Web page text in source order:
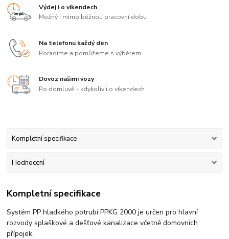
Výdej i o víkendech
Možný i mimo běžnou pracovní dobu
Na telefonu každý den
Poradíme a pomůžeme s výběrem
Dovoz našimi vozy
Po domluvě - kdykoliv i o víkendech
Kompletní specifikace
Hodnocení
Kompletní specifikace
Systém PP hladkého potrubí PPKG 2000 je určen pro hlavní
rozvody splaškové a dešťové kanalizace včetně domovních
přípojek.